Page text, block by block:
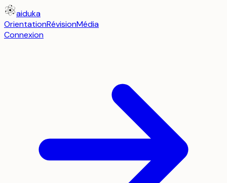
aiduka
OrientationRévisionMédia
Connexion